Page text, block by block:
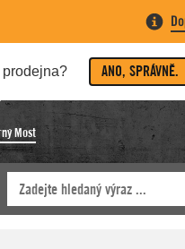
ANO, SPRÁVNĚ.
Most